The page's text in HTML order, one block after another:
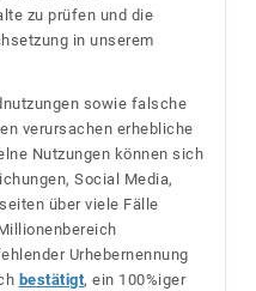
zu prüfen und die
in unserem
sowie falsche
verursachen erhebliche
Nutzungen können sich
Social Media,
über viele Fälle
Urhebernennung
bestätigt, ein 100%iger